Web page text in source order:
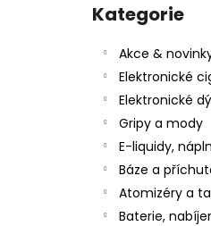
Přeskočit
kategorie
Kategorie
Akce &
Elektronické
Elektronické
Gripy a mody
E-liquidy,
Báze a
Atomizéry a
Baterie,